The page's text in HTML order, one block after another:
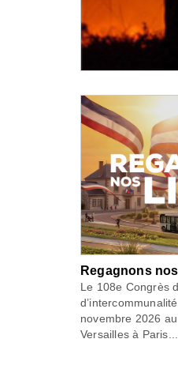
Regagnons
Le 108e Congrès
novembre 2026
Versailles à Paris....